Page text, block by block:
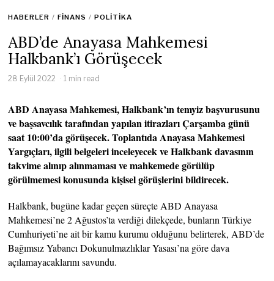
HABERLER / FINANS / POLITIKA
ABD’de Anayasa Mahkemesi
Halkbank’ı Görüşecek
28 Eylül 2022 1 min read
ABD Anayasa Mahkemesi, Halkbank’ın temyiz başvurusunu
ve başsavcılık tarafından yapılan itirazları Çarşamba günü
saat 10:00’da görüşecek. Toplantıda Anayasa Mahkemesi
Yargıçları, ilgili belgeleri inceleyecek ve Halkbank davasının
takvime alınıp alınmaması ve mahkemede görülüp
görülmemesi konusunda kişisel görüşlerini bildirecek.
Halkbank, bugüne kadar geçen süreçte ABD Anayasa
Mahkemesi’ne 2 Ağustos’ta verdiği dilekçede, bunların Türkiye
Cumhuriyeti’ne ait bir kamu kurumu olduğunu belirterek, ABD’de
Bağımsız Yabancı Dokunulmazlıklar Yasası’na göre dava
açılamayacaklarını savundu.